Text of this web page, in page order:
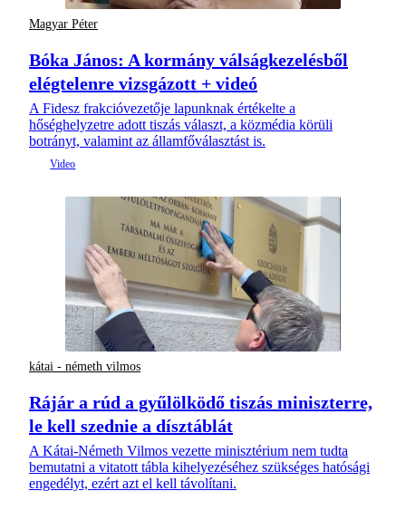
Magyar Péter
Bóka János: A kormány válságkezelésből
elégtelenre vizsgázott + videó
A Fidesz frakcióvezetője lapunknak értékelte a
hőséghelyzetre adott tiszás választ, a közmédia körüli
botrányt, valamint az államfőválasztást is.
kátai - németh vilmos
Rájár a rúd a gyűlölködő tiszás miniszterre,
le kell szednie a dísztáblát
A Kátai-Németh Vilmos vezette minisztérium nem tudta
bemutatni a vitatott tábla kihelyezéséhez szükséges hatósági
engedélyt, ezért azt el kell távolítani.